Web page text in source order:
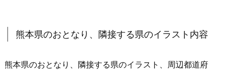
熊本県のおとなり、隣接する県のイラスト内容
熊本県のおとなり、隣接する県のイラスト、周辺都道府